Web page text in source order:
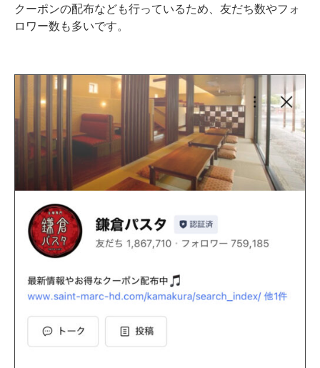
クーポンの配布なども行っているため、友だち数やフォ
ロワー数も多いです。